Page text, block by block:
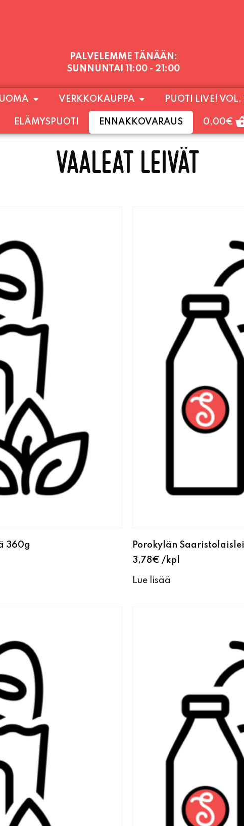
PALVELEMME TÄNÄÄN:
SUNNUNTAI 11:00 - 21:00
21) SUNNUNTAIHIN 16.8. SAAKKA JONKA JÄLKEEN
ELOKUUN LOPPUUN ASTI
LÄMPIMÄSTI
VERKKOKAUPPA PUOTI LIVE!
ELÄMYSPUOTI ENNAKKOVARAUS 0,00€
VAALEAT LEIVÄT
360g
Porokylän
3,78€ kpl
Lue lisää